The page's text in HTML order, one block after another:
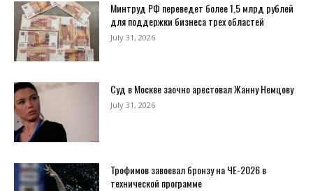
Минтруд РФ переведет более 1,5 млрд рублей
для поддержки бизнеса трех областей
July 31, 2026
Суд в Москве заочно арестовал Жанну Немцову
July 31, 2026
Трофимов завоевал бронзу на ЧЕ-2026 в
технической программе